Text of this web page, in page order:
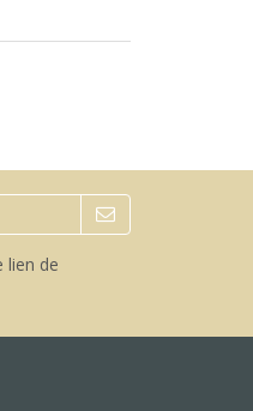
lien de